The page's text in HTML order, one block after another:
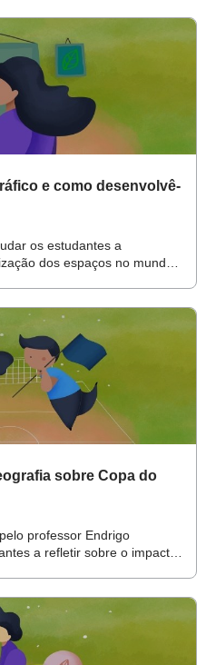
e como desenvolvê-
os estudantes a
sobre Copa do
professor Endrigo